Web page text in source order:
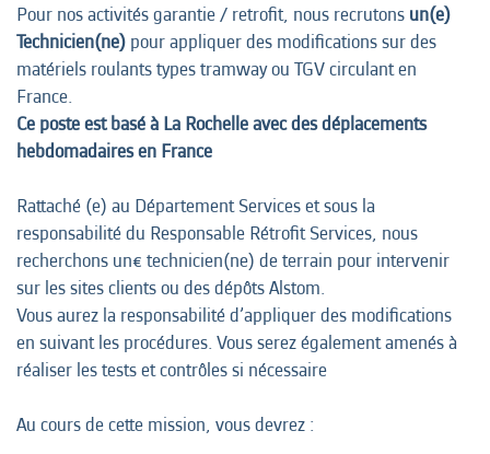
Pour nos activités garantie / retrofit, nous recrutons un(e)
Technicien(ne) pour appliquer des modifications sur des
matériels roulants types tramway ou TGV circulant en
France.
Ce poste est basé à La Rochelle avec des déplacements
hebdomadaires en France
Rattaché (e) au Département Services et sous la
responsabilité du Responsable Rétrofit Services, nous
recherchons un€ technicien(ne) de terrain pour intervenir
sur les sites clients ou des dépôts Alstom.
Vous aurez la responsabilité d’appliquer des modifications
en suivant les procédures. Vous serez également amenés à
réaliser les tests et contrôles si nécessaire
Au cours de cette mission, vous devrez :